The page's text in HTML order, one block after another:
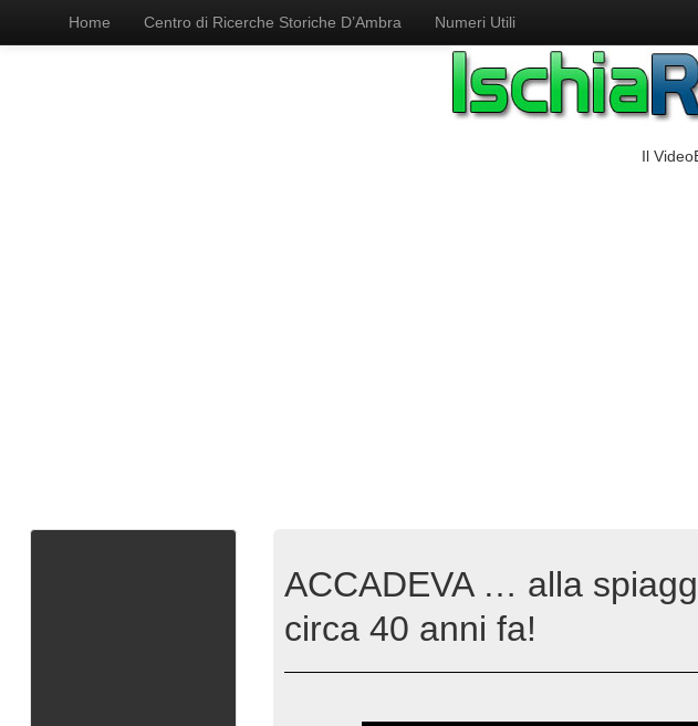
Home Centro di Ricerche Storiche D’Ambra Numeri Utili
Il
ACCADEVA … alla
circa 40 anni fa!